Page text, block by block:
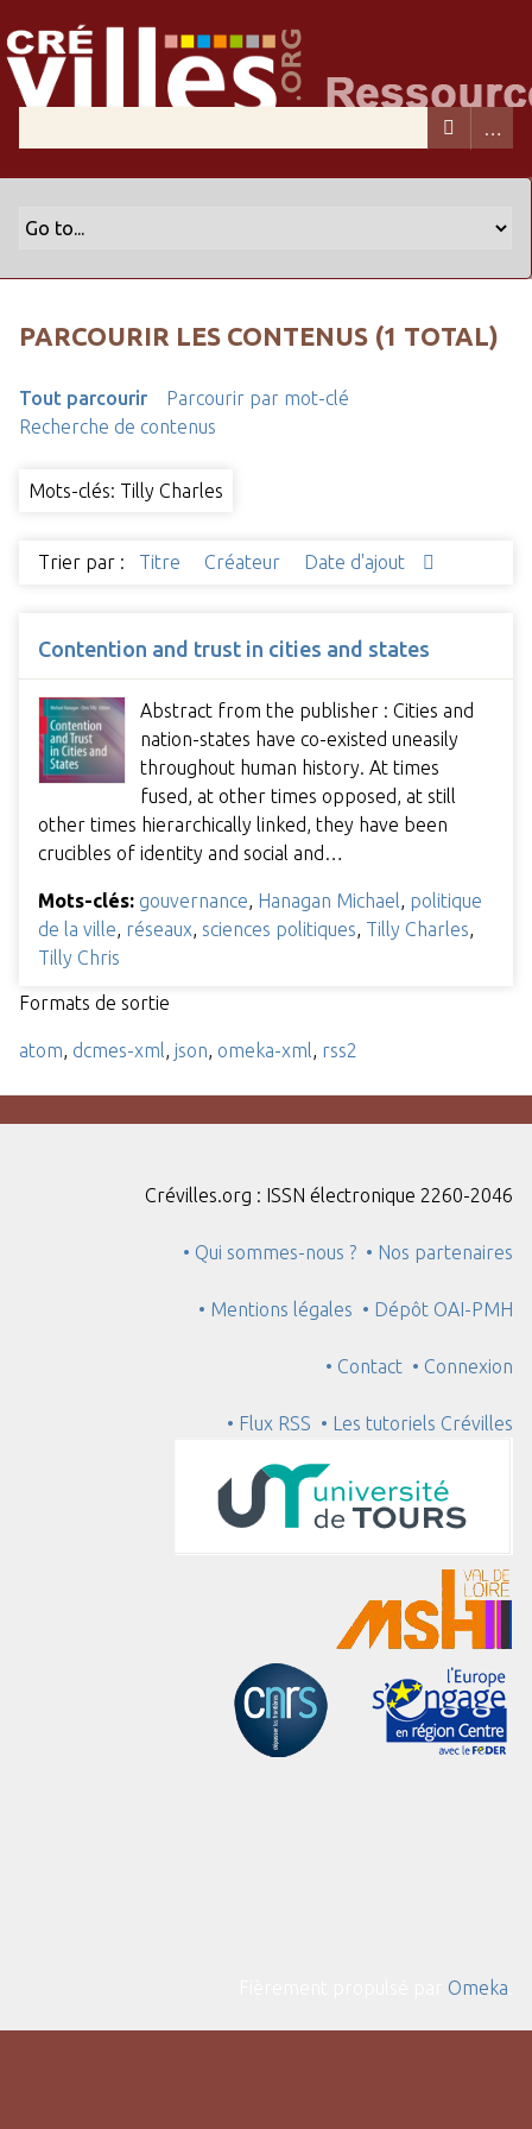
PARCOURIR LES CONTENUS (1 TOTAL)
Tout parcourir
Parcourir par mot-clé
Recherche de contenus
Mots-clés: Tilly Charles
Trier par : Titre Créateur Date d'ajout
Contention and trust in cities and states
Abstract from the publisher : Cities and
nation-states have co-existed uneasily
throughout human history. At times
fused, at other times opposed, at still
other times hierarchically linked, they have been
crucibles of identity and social and…
Mots-clés: gouvernance Hanagan Michael
politique
de la ville réseaux sciences politiques Tilly Charles
Tilly Chris
Formats de sortie
atom dcmes-xml json omeka-xml rss2
Crévilles.org : ISSN électronique 2260-2046
• Qui sommes-nous ? • Nos partenaires
• Mentions légales • Dépôt OAI-PMH
• Contact • Connexion
• Flux RSS • Les tutoriels Crévilles
Omeka